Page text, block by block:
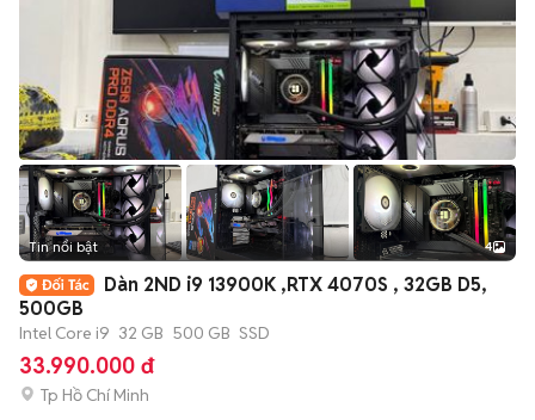
Tin nổi bật 4
Dàn 2ND i9 13900K ,RTX 4070S , 32GB D5,
500GB
Intel Core i9 32 GB 500 GB SSD
33.990.000 đ
Tp Hồ Chí Minh